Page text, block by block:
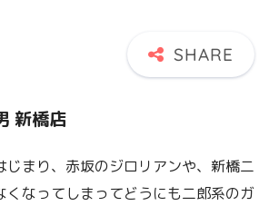
新橋店
まり、赤坂のジロリアンや、新橋二
くなってしまってどうにも二郎系のガ